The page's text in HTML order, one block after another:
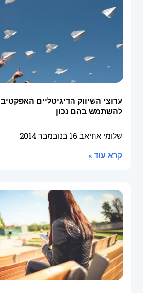
ערוצי השיווק הדיגיטליים
להשתמש בהם נכון
שלומי אחיאב16 בנובמבר 2014
קרא עוד »